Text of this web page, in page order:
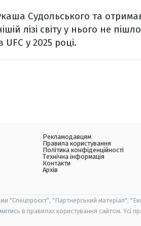
Судольського та
лізі світу у нього не
у 2025 році.
Рекламодавцям
Правила користування
Політика конфіденційності
Технічна інформація
Контакти
Архів
"Спецпроєкт", "Партнерський матеріал",
в правилах користування сайтом. Усі